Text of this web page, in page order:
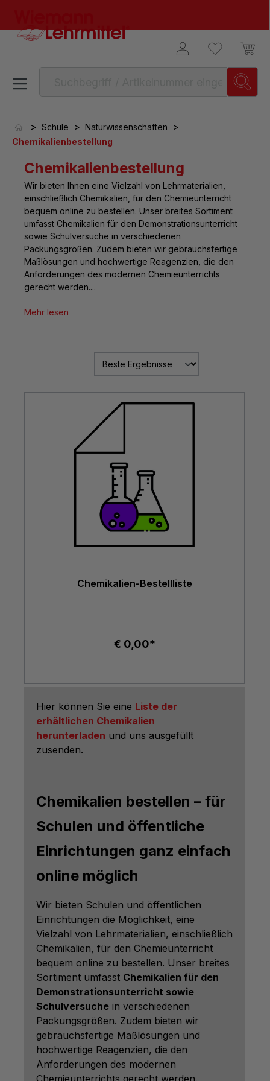
> Schule > Naturwissenschaften >
Chemikalienbestellung
Chemikalienbestellung
Wir bieten Ihnen eine Vielzahl von Lehrmaterialien,
einschließlich Chemikalien, für den Chemieunterricht
bequem online zu bestellen. Unser breites Sortiment
umfasst Chemikalien für den Demonstrationsunterricht
sowie Schulversuche in verschiedenen
Packungsgrößen. Zudem bieten wir gebrauchsfertige
Maßlösungen und hochwertige Reagenzien, die den
Anforderungen des modernen Chemieunterrichts
gerecht werden....
Mehr lesen
Chemikalien-Bestellliste
€ 0,00*
Hier können Sie eine Liste der
erhältlichen Chemikalien
herunterladen und uns ausgefüllt
zusenden.
Chemikalien bestellen – für
Schulen und öffentliche
Einrichtungen ganz einfach
online möglich
Wir bieten Schulen und öffentlichen
Einrichtungen die Möglichkeit, eine
Vielzahl von Lehrmaterialien, einschließlich
Chemikalien, für den Chemieunterricht
bequem online zu bestellen. Unser breites
Sortiment umfasst Chemikalien für den
Demonstrationsunterricht sowie
Schulversuche in verschiedenen
Packungsgrößen. Zudem bieten wir
gebrauchsfertige Maßlösungen und
hochwertige Reagenzien, die den
Anforderungen des modernen